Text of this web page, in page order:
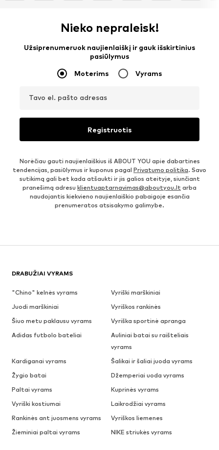
Nieko nepraleisk!
Užsiprenumeruok naujienlaiškį ir gauk išskirtinius
pasiūlymus
Moterims Vyrams
Tavo el. pašto adresas
Registruotis
Norėčiau gauti naujienlaiškius iš ABOUT YOU apie dabartines
tendencijas, pasiūlymus ir kuponus pagal Privatumo politika. Savo
sutikimą gali bet kada atšaukti ir jis galios ateityje, siunčiant
pranešimą adresu klientuaptarnavimas@aboutyou.lt arba
naudojantis kiekvieno naujienlaiškio pabaigoje esančia
prenumeratos atsisakymo galimybe.
DRABUŽIAI VYRAMS
"Chino" kelnės vyrams
Vyriški marškiniai
Juodi marškiniai
Vyriškos rankinės
Šiuo metu paklausu vyrams
Vyriška sportinė apranga
Adidas futbolo bateliai
Auliniai batai su raišteliais
vyrams
Kardiganai vyrams
Šalikai ir šaliai juoda vyrams
Žygio batai
Džemperiai uoda vyrams
Paltai vyrams
Kuprinės vyrams
Vyriški kostiumai
Laikrodžiai vyrams
Rankinės ant juosmens vyrams
Vyriškos liemenes
Žieminiai paltai vyrams
NIKE striukės vyrams